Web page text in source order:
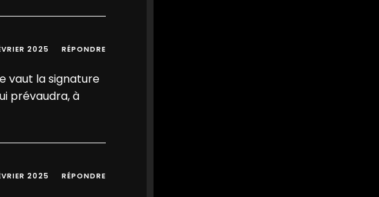
2025 RÉPONDRE
vaut la signature
prévaudra, à
2025 RÉPONDRE